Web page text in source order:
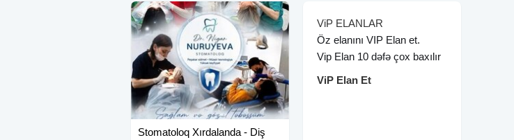
Stomatoloq Xırdalanda - Diş
ViP ELANLAR
Öz elanını VIP Elan et.
Vip Elan 10 dəfə çox baxılır
ViP Elan Et